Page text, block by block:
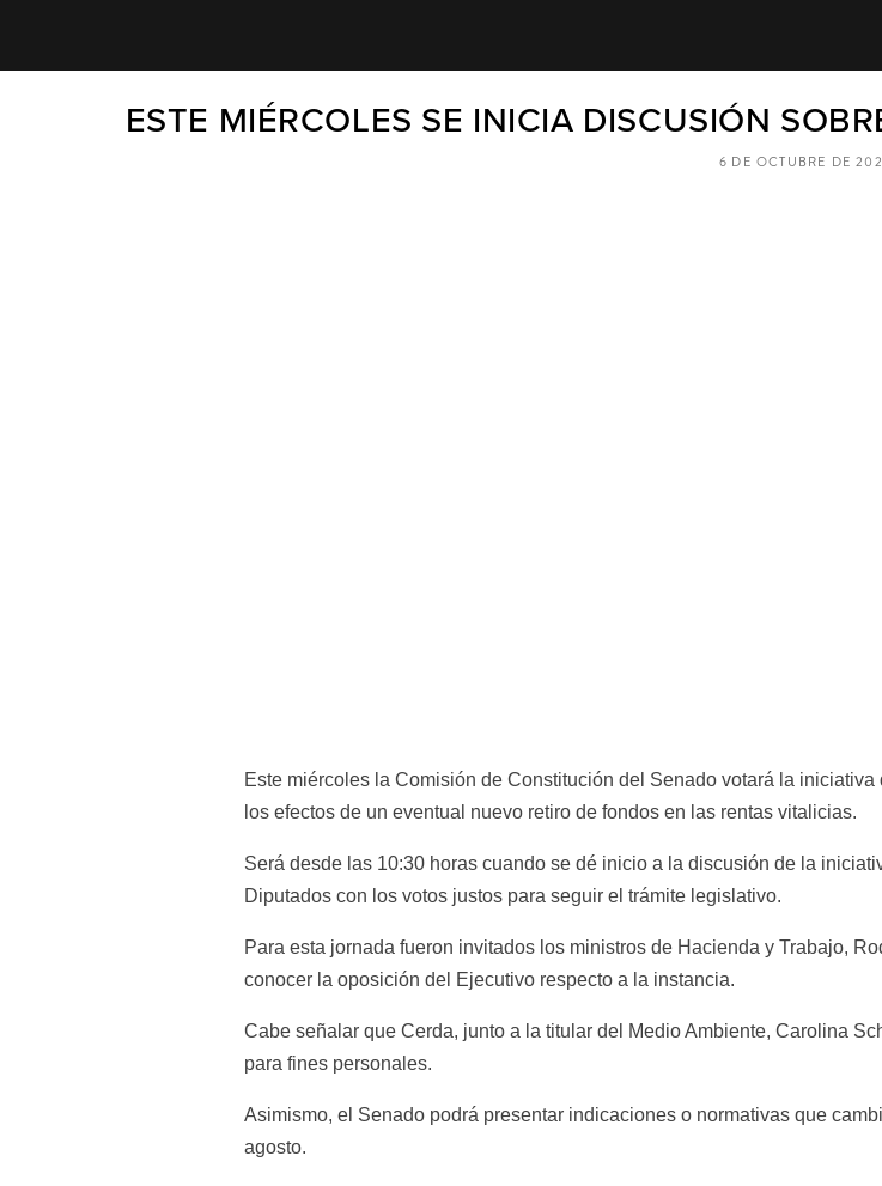
ESTE MIÉRCOLES SE INICIA DISCUSIÓN
Este miércoles la Comisión de Constitución del Senado votará la
los efectos de un eventual nuevo retiro de fondos en las rentas vitalicias.
Será desde las 10:30 horas cuando se dé inicio a la discusión de la
Diputados con los votos justos para seguir el trámite legislativo.
Para esta jornada fueron invitados los ministros de Hacienda y Trabajo,
conocer la oposición del Ejecutivo respecto a la instancia.
Cabe señalar que Cerda, junto a la titular del Medio Ambiente, Carolina
para fines personales.
Asimismo, el Senado podrá presentar indicaciones o normativas que
agosto.
6 DE OCTUBRE DE